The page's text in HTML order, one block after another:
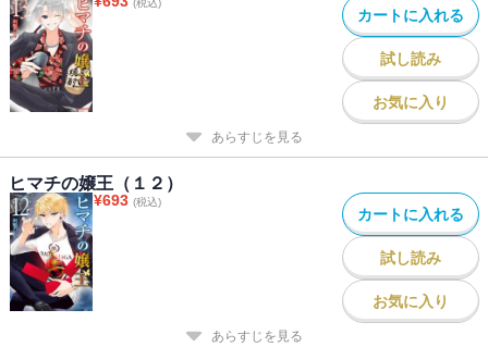
(税込)
カートに入れる
試し読み
お気に入り
あらすじを見る
ヒマチの嬢王（１２）
¥693 (税込)
カートに入れる
試し読み
お気に入り
あらすじを見る